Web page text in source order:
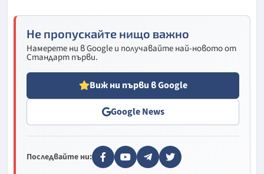
Не пропускайте нищо важно
Намерете ни в Google и получавайте най-новото от
Стандарт първи.
Виж ни първи в Google
Google News
Последвайте ни: